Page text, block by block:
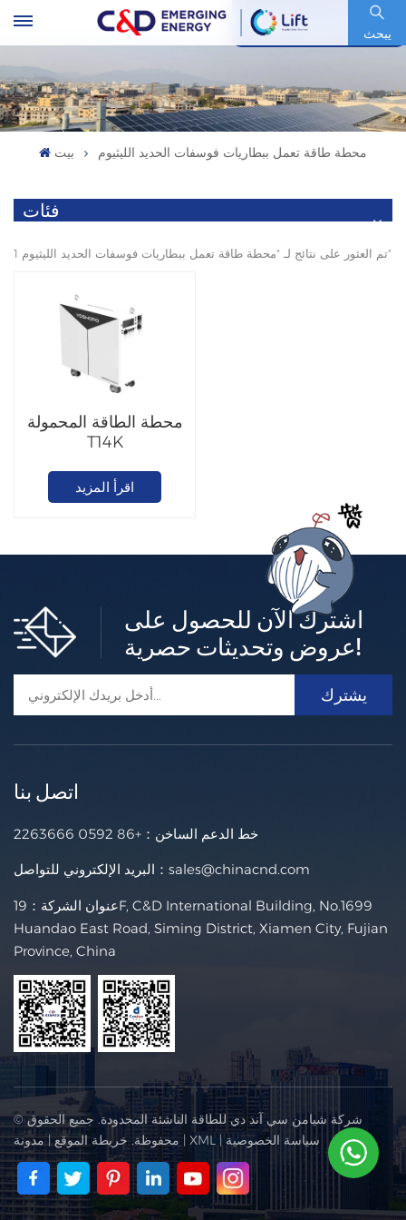
يبحث
رمز السهم : 600153.SH
بيت محطة طاقة تعمل ببطاريات فوسفات الحديد الليثيوم
فئات
1 تم العثور على نتائج لـ "محطة طاقة تعمل ببطاريات فوسفات الحديد الليثيوم"
محطة الطاقة المحمولة
T14K
اقرأ المزيد
اشترك الآن للحصول على
عروض وتحديثات حصرية!
اتصل بنا
خط الدعم الساخن： +86 0592 2263666
البريد الإلكتروني للتواصل： sales@chinacnd.com
عنوان الشركة：19F, C&D International Building, No.1699
Huandao East Road, Siming District, Xiamen City, Fujian
Province, China
© شركة شيامن سي آند دي للطاقة الناشئة المحدودة. جميع الحقوق
محفوظة.خريطة الموقع|مدونة | XML |سياسة الخصوصية